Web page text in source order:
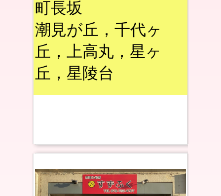
町長坂
潮見が丘，千代ヶ
丘，上高丸，星ヶ
丘，星陵台